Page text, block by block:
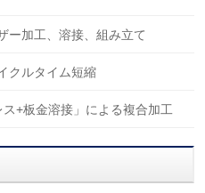
ー加工、溶接、組み立て
クルタイム短縮
ス+板金溶接」による複合加工